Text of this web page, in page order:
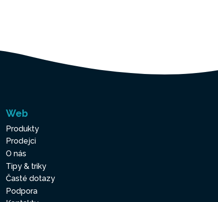
Web
Produkty
Prodejci
O nás
Tipy & triky
Časté dotazy
Podpora